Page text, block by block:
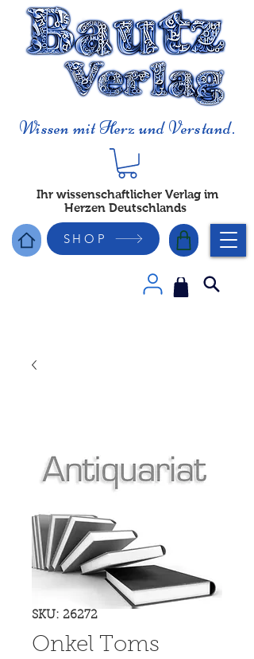
Wissen mit Herz und Verstand.
Ihr wissenschaftlicher Verlag im
Herzen Deutschlands
SHOP
SKU: 26272
Onkel Toms